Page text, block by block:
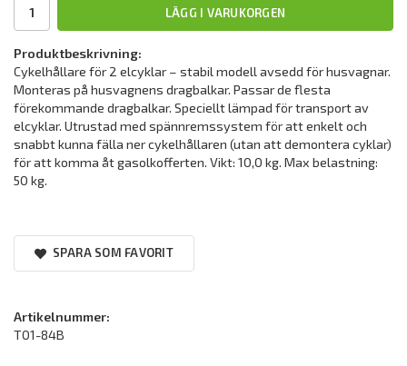
LÄGG I VARUKORGEN
Produktbeskrivning:
Cykelhållare för 2 elcyklar – stabil modell avsedd för husvagnar.
Monteras på husvagnens dragbalkar. Passar de flesta
förekommande dragbalkar. Speciellt lämpad för transport av
elcyklar. Utrustad med spännremssystem för att enkelt och
snabbt kunna fälla ner cykelhållaren (utan att demontera cyklar)
för att komma åt gasolkofferten. Vikt: 10,0 kg. Max belastning:
50 kg.
SPARA SOM FAVORIT
Artikelnummer:
T01-84B